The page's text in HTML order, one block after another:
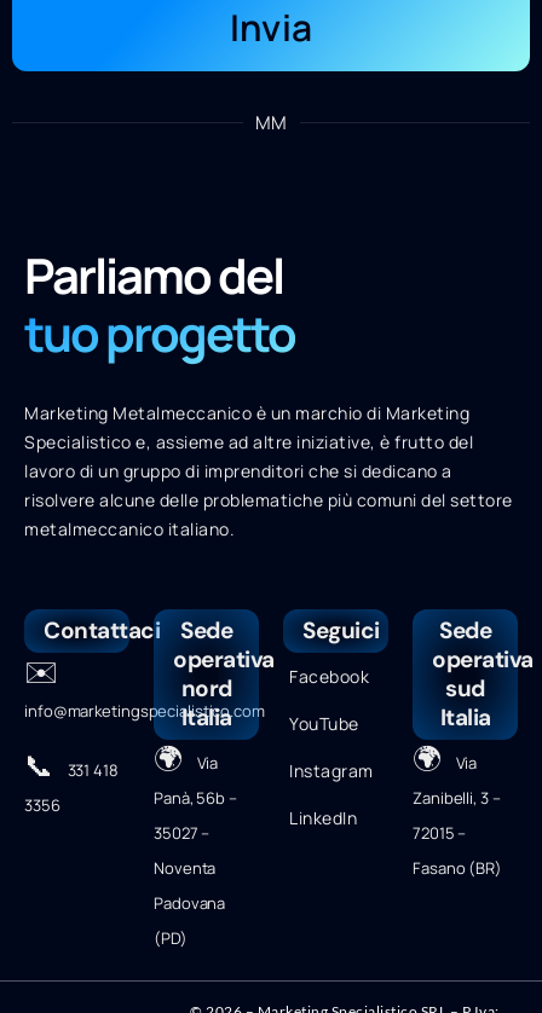
Invia
MM
Parliamo del
tuo progetto
Marketing Metalmeccanico è un marchio di Marketing
Specialistico e, assieme ad altre iniziative, è frutto del
lavoro di un gruppo di imprenditori che si dedicano a
risolvere alcune delle problematiche più comuni del settore
metalmeccanico italiano.
Contattaci
✉️
info@marketingspecialistico.com
📞
331 418
3356
Sede
operativa
nord
Italia
🌍 Via
Panà, 56b –
35027 –
Noventa
Padovana
(PD)
Seguici
Facebook
YouTube
Instagram
LinkedIn
Sede
operativa
sud
Italia
🌍 Via
Zanibelli, 3 –
72015 –
Fasano (BR)